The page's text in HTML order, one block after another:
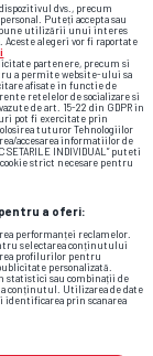
dvs., precum
Puteți accepta sau
utilizării unui interes
alegeri vor fi raportate
partenere, precum si
a permite website-ului sa
afisate in functie de
retelelor de socializare si
de art. 15-22 din GDPR in
pot fi exercitate prin
folosirea tuturor Tehnologiilor
accesarea informatiilor de
SETARILE INDIVIDUAL” puteti
strict necesare pentru
a oferi:
performanței reclamelor.
selectarea conținutului
profilurilor pentru
personalizată.
statistici sau combinații de
conținutul. Utilizarea de date
identificarea prin scanarea